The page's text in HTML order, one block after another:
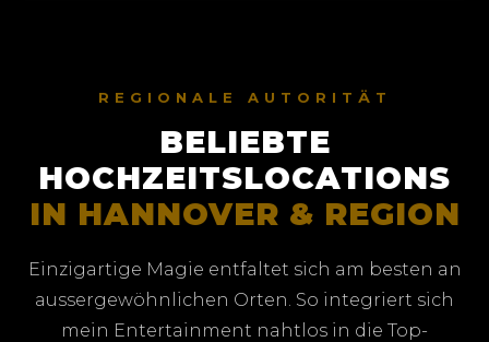
REGIONALE AUTORITÄT
BELIEBTE
HOCHZEITSLOCATIONS
IN HANNOVER & REGION
Einzigartige Magie entfaltet sich am besten an
aussergewöhnlichen Orten. So integriert sich
mein Entertainment nahtlos in die Top-